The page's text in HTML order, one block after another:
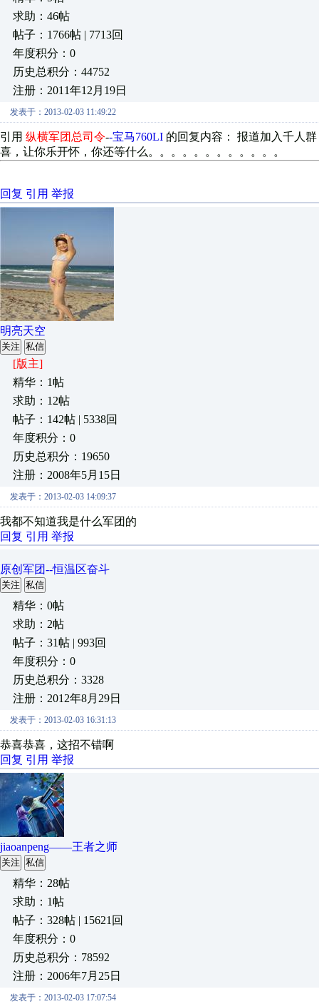
求助：46帖
帖子：1766帖 | 7713回
年度积分：0
历史总积分：44752
注册：2011年12月19日
发表于：2013-02-03 11:49:22
引用 纵横军团总司令--宝马760LI 的回复内容： 报道加入千人
喜，让你乐开怀，你还等什么。。。。。。。。。。。。
回复 引用 举报
明亮天空
关注 私信
[版主]
精华：1帖
求助：12帖
帖子：142帖 | 5338回
年度积分：0
历史总积分：19650
注册：2008年5月15日
发表于：2013-02-03 14:09:37
我都不知道我是什么军团的
回复 引用 举报
原创军团--恒温区奋斗
关注 私信
精华：0帖
求助：2帖
帖子：31帖 | 993回
年度积分：0
历史总积分：3328
注册：2012年8月29日
发表于：2013-02-03 16:31:13
恭喜恭喜，这招不错啊
回复 引用 举报
jiaoanpeng——王者之师
关注 私信
精华：28帖
求助：1帖
帖子：328帖 | 15621回
年度积分：0
历史总积分：78592
注册：2006年7月25日
发表于：2013-02-03 17:07:54